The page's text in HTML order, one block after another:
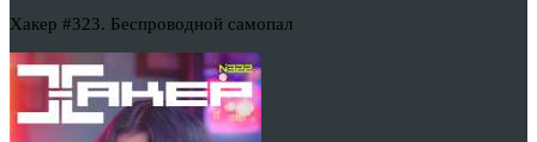
Хакер #323. Беспроводной самопал